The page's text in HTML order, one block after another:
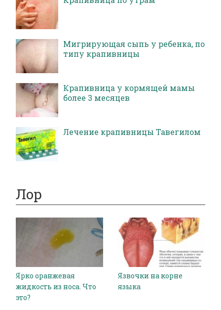
Мигрирующая сыпь у ребенка, по
типу крапивницы
Крапивница у кормящей мамы
более 3 месяцев
Лечение крапивницы Тавегилом
Лор
Ярко оранжевая
жидкость из носа. Что
это?
Язвочки на корне
языка